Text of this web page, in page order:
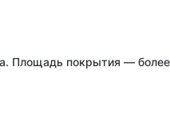
Площадь покрытия —